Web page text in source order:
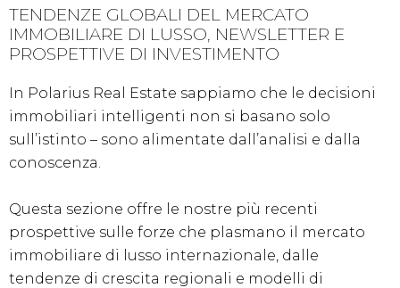
TENDENZE GLOBALI DEL MERCATO
IMMOBILIARE DI LUSSO, NEWSLETTER E
PROSPETTIVE DI INVESTIMENTO
In Polarius Real Estate sappiamo che le decisioni
immobiliari intelligenti non si basano solo
sull’istinto – sono alimentate dall’analisi e dalla
conoscenza.
Questa sezione offre le nostre più recenti
prospettive sulle forze che plasmano il mercato
immobiliare di lusso internazionale, dalle
tendenze di crescita regionali e modelli di